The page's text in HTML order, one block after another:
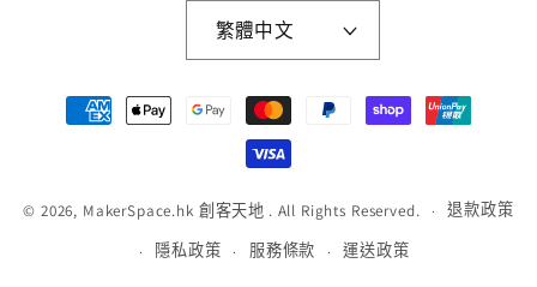
繁體中文
付
款
式
© 2026, MakerSpace.hk 創客天地 . All Rights Reserved. 退款政策
隱私政策 服務條款 運送政策